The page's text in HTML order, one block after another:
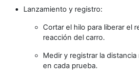
Lanzamiento y registro:
Cortar el hilo para liberar el
reacción del carro.
Medir y registrar la
en cada prueba.